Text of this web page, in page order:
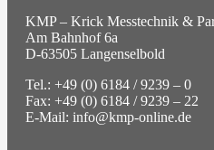
KMP – Krick Messtechnik &
Am Bahnhof 6a
D-63505 Langenselbold
Tel.: +49 (0) 6184 / 9239 – 0
Fax: +49 (0) 6184 / 9239 – 22
E-Mail: info@kmp-online.de